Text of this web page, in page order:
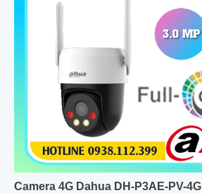
Camera 4G Dahua DH-P3AE-PV-4G